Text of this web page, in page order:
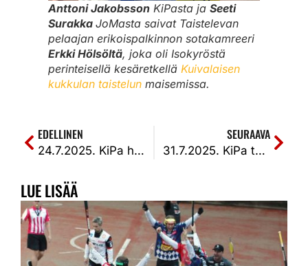
Anttoni Jakobsson KiPasta ja Seeti
Surakka JoMasta saivat Taistelevan
pelaajan erikoispalkinnon sotakamreeri
Erkki Hölsöltä, joka oli Isokyröstä
perinteisellä kesäretkellä Kuivalaisen
kukkulan taistelun maisemissa.
EDELLINEN
24.7.2025. KiPa haki Pattijoelta kahden pisteen voiton ensimmäisen jakson nousun ja kolmannen kotiutuskierroksen kautta. PattU-KiPa 1-2k (1-3, 4-2, 3-4k)
SEURAAVA
31.7.2025. KiPa taisteli Joensuussa Juho Keinäsen läpärillä jälleen kotareihin, mutta Niko Korhosen hevosen potkulla voitto JoMalle. JoMa-KiPa 2-1k (7-0, 1-5, 2-1k)
LUE LISÄÄ